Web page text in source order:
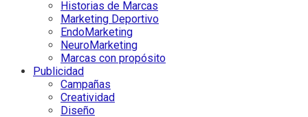
Historias de Marcas
Marketing Deportivo
EndoMarketing
NeuroMarketing
Marcas con propósito
Publicidad
Campañas
Creatividad
Diseño